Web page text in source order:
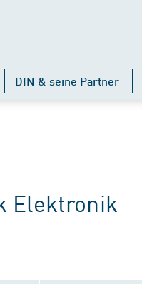
DIN & seine Partner
Elektronik